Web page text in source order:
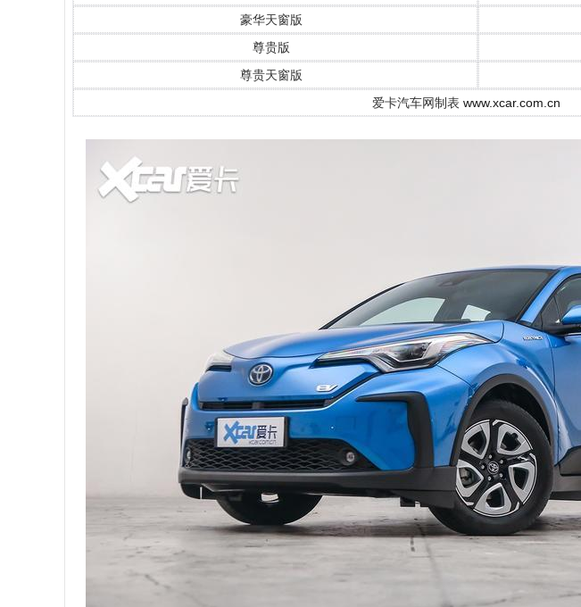
豪华天窗版
尊贵版
尊贵天窗版
爱卡汽车网制表 www.xcar.com.cn